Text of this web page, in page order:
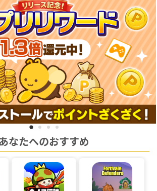
なたへのおすすめ